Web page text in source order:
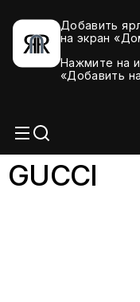
Добавить
на экран
Нажмите на
«Добавить
GUCCI